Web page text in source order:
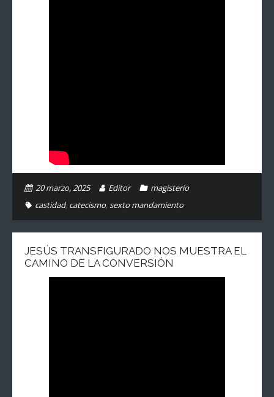
20 marzo, 2025 Editor
magisterio
castidad, catecismo,sexto mandamiento
JESÚS TRANSFIGURADO NOS MUESTRA EL
CAMINO DE LA CONVERSIÓN